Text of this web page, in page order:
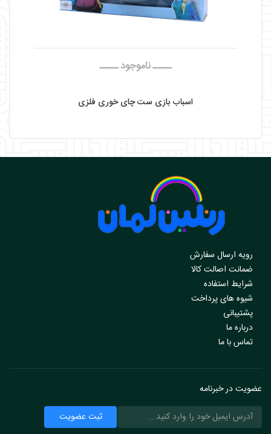
ـــــ ناموجود ـــــ
اسباب بازی ست چای خوری فلزی
رویه ارسال سفارش
ضمانت اصالت کالا
شرایط استفاده
شیوه های پرداخت
پشتیبانی
درباره ما
تماس با ما
عضویت در خبرنامه